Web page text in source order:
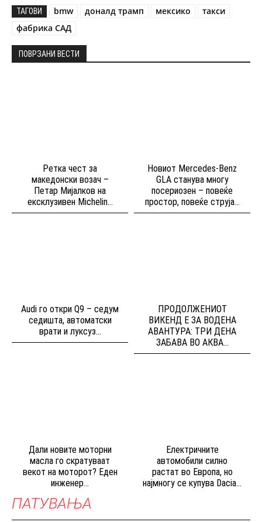
ТАГОВИ bmw доналд трамп мексико
такси
фабрика САД
ПОВРЗАНИ ВЕСТИ
Ретка чест за
македонски возач –
Петар Мијалков на
ексклузивен Michelin...
Новиот Mercedes-Benz
GLA станува многу
посериозен – повеќе
простор, повеќе струја...
Audi го откри Q9 – седум
седишта, автоматски
врати и луксуз...
ПРОДОЛЖЕНИОТ
ВИКЕНД Е ЗА ВОДЕНА
АВАНТУРА: ТРИ ДЕНА
ЗАБАВА ВО АКВА...
Дали новите моторни
масла го скратуваат
векот на моторот? Еден
инженер...
Електричните
автомобили силно
растат во Европа, но
најмногу се купува Dacia...
ПАТУВАЊА